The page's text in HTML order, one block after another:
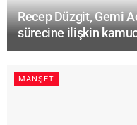
Recep Düzgit, Gemi
sürecine ilişkin
MANŞET